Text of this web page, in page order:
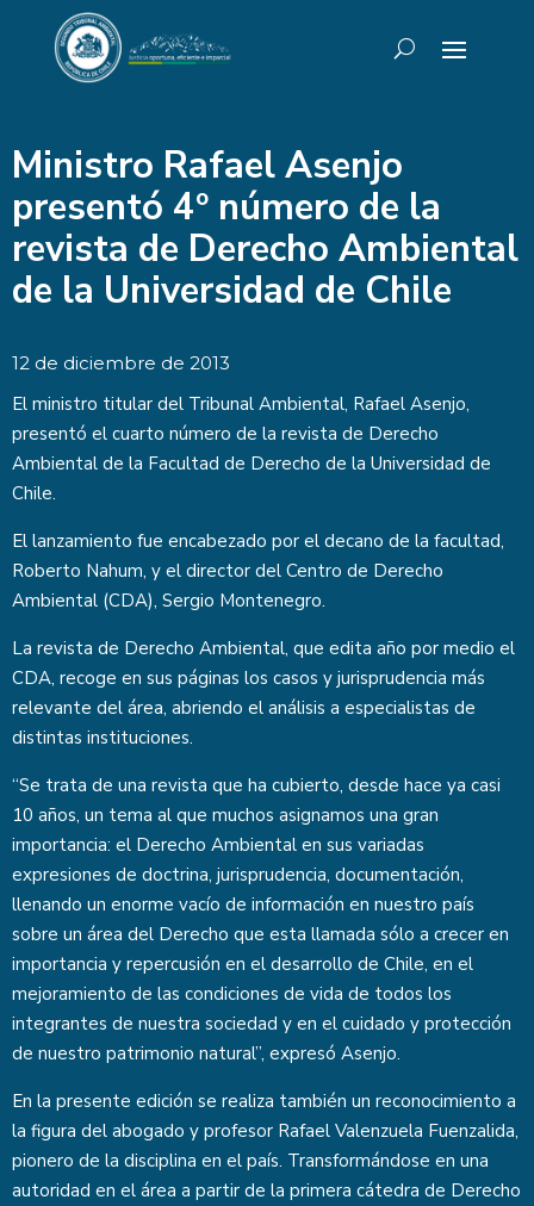
Ministro Rafael Asenjo
presentó 4º número de la
revista de Derecho Ambiental
de la Universidad de Chile
12 de diciembre de 2013
El ministro titular del Tribunal Ambiental, Rafael Asenjo,
presentó el cuarto número de la revista de Derecho
Ambiental de la Facultad de Derecho de la Universidad de
Chile.
El lanzamiento fue encabezado por el decano de la facultad,
Roberto Nahum, y el director del Centro de Derecho
Ambiental (CDA), Sergio Montenegro.
La revista de Derecho Ambiental, que edita año por medio el
CDA, recoge en sus páginas los casos y jurisprudencia más
relevante del área, abriendo el análisis a especialistas de
distintas instituciones.
“Se trata de una revista que ha cubierto, desde hace ya casi
10 años, un tema al que muchos asignamos una gran
importancia: el Derecho Ambiental en sus variadas
expresiones de doctrina, jurisprudencia, documentación,
llenando un enorme vacío de información en nuestro país
sobre un área del Derecho que esta llamada sólo a crecer en
importancia y repercusión en el desarrollo de Chile, en el
mejoramiento de las condiciones de vida de todos los
integrantes de nuestra sociedad y en el cuidado y protección
de nuestro patrimonio natural”, expresó Asenjo.
En la presente edición se realiza también un reconocimiento a
la figura del abogado y profesor Rafael Valenzuela Fuenzalida,
pionero de la disciplina en el país. Transformándose en una
autoridad en el área a partir de la primera cátedra de Derecho